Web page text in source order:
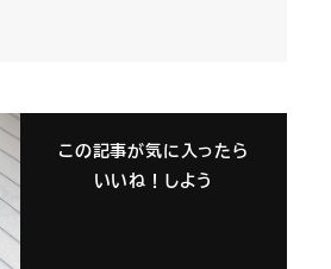
この記事が気に入ったら
いいね！しよう